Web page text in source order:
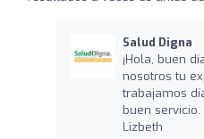
Salud Digna
¡Hola, buen
nosotros tu
trabajamos
buen servicio.
Lizbeth